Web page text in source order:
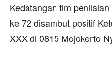
Kedatangan tim
ke 72 disambut positif
XXX di 0815 Mojokerto